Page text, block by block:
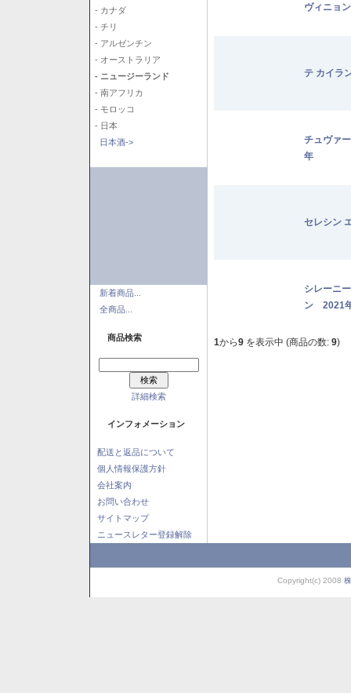
- カナダ
- チリ
- アルゼンチン
- オーストラリア
- ニュージーランド
- 南アフリカ
- モロッコ
- 日本
日本酒->
新着商品...
全商品...
商品検索
詳細検索
インフォメーション
配送と返品について
個人情報保護方針
会社案内
お問い合わせ
サイトマップ
ニュースレター登録解除
ヴィニョ
テ カイ
チュヴァ
年
セレシン
シレーニ
ン 2021
1から9 を表示中 (商品の数: 9)
Copyright(c) 2008